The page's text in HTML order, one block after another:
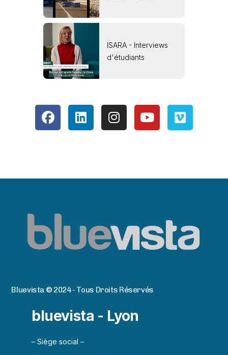
ISARA - Interviews
d'étudiants
Bluevista © 2024 - Tous Droits Réservés
bluevista - Lyon
– Siège social –